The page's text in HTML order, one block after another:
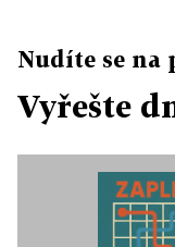
Nudíte se na
Vyřešte